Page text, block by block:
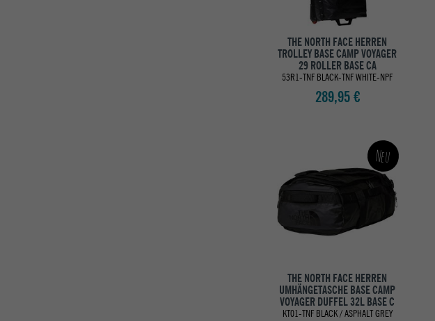
THE NORTH FACE HERREN
TROLLEY BASE CAMP VOYAGER
29 ROLLER BASE CA
53R1-TNF BLACK-TNF WHITE-NPF
289,95 €
Neu
THE NORTH FACE HERREN
UMHÄNGETASCHE BASE CAMP
VOYAGER DUFFEL 32L BASE C
KT01-TNF BLACK / ASPHALT GREY